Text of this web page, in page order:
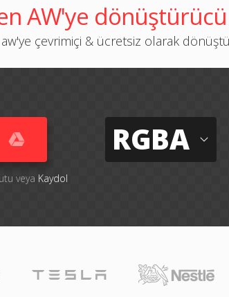
AW'ye dönüştürücü
aw'ye çevrimiçi & ücretsiz olarak
veya Kaydol
RGBA